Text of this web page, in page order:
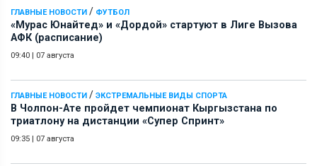
ГЛАВНЫЕ НОВОСТИ / ФУТБОЛ
«Мурас Юнайтед» и «Дордой» стартуют в Лиге Вызова
АФК (расписание)
09:40 | 07 августа
ГЛАВНЫЕ НОВОСТИ / ЭКСТРЕМАЛЬНЫЕ ВИДЫ СПОРТА
В Чолпон-Ате пройдет чемпионат Кыргызстана по
триатлону на дистанции «Супер Спринт»
09:35 | 07 августа